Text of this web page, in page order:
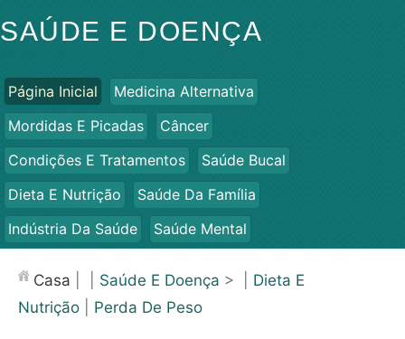
SAÚDE E DOENÇA
Página Inicial
Medicina Alternativa
Mordidas E Picadas
Câncer
Condições E Tratamentos
Saúde Bucal
Dieta E Nutrição
Saúde Da Família
Indústria Da Saúde
Saúde Mental
Saúde
Casa Saúde E Doença > | Dieta E
Nutrição
Perda De Peso